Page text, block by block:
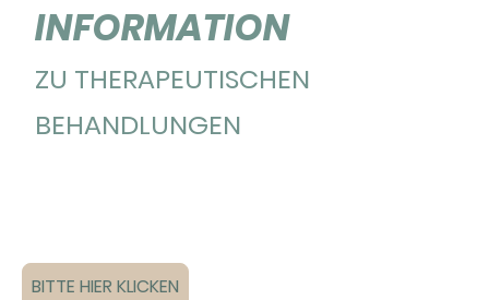
INFORMATION
ZU THERAPEUTISCHEN
BEHANDLUNGEN
BITTE HIER KLICKEN